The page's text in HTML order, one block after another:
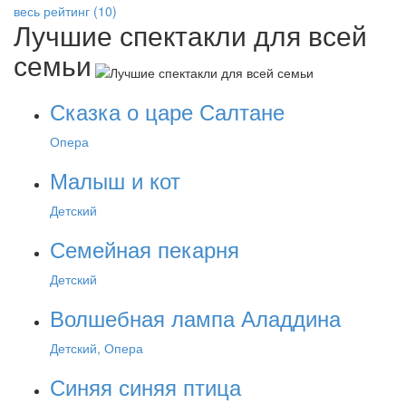
весь рейтинг (10)
Лучшие спектакли для всей
семьи
Сказка о царе Салтане
Опера
Малыш и кот
Детский
Семейная пекарня
Детский
Волшебная лампа Аладдина
Детский, Опера
Синяя синяя птица